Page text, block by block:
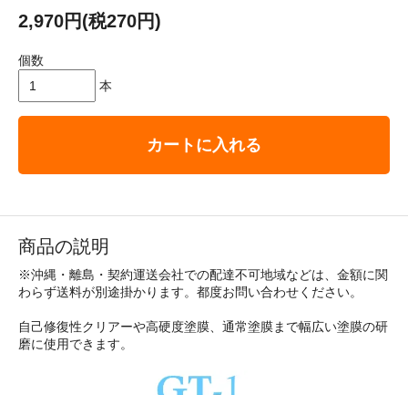
2,970円(税270円)
個数
本
カートに入れる
商品の説明
※沖縄・離島・契約運送会社での配達不可地域などは、金額に関
わらず送料が別途掛かります。都度お問い合わせください。
自己修復性クリアーや高硬度塗膜、通常塗膜まで幅広い塗膜の研
磨に使用できます。